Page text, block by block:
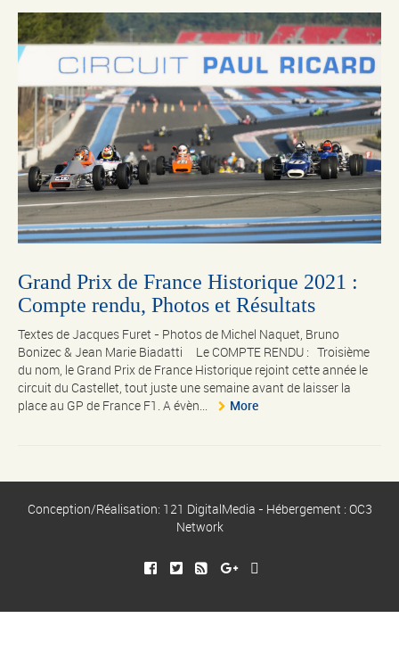
Grand Prix de France Historique 2021 :
Compte rendu, Photos et Résultats
Textes de Jacques Furet - Photos de Michel Naquet, Bruno
Bonizec & Jean Marie Biadatti Le COMPTE RENDU : Troisième
du nom, le Grand Prix de France Historique rejoint cette année le
circuit du Castellet, tout juste une semaine avant de laisser la
place au GP de France F1. A évèn...
More
Conception/Réalisation: 121 DigitalMedia - Hébergement : OC3
Network